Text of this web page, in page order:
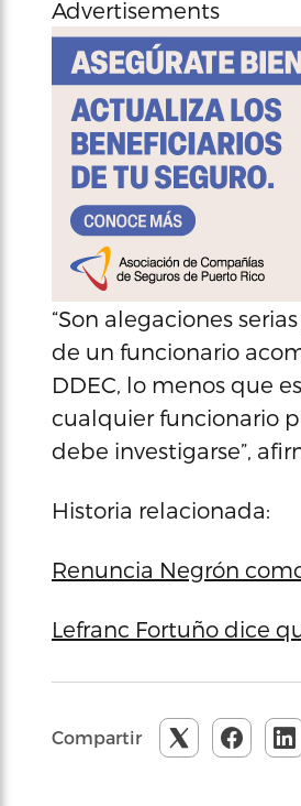
Advertisements
“Son alegaciones
de un funcionario
DDEC, lo menos que
cualquier funcionario
debe investigarse”,
Historia relacionada:
Renuncia Negrón
Lefranc Fortuño dice
Compartir